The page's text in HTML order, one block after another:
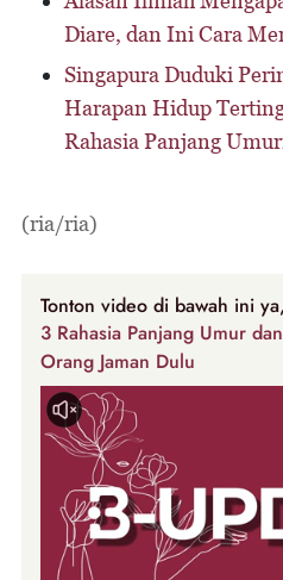
Diare, dan Ini Cara
Singapura Duduki
Harapan Hidup
Rahasia Panjang
(ria/ria)
Tonton video di bawah ini
3 Rahasia Panjang Umur
Orang Jaman Dulu